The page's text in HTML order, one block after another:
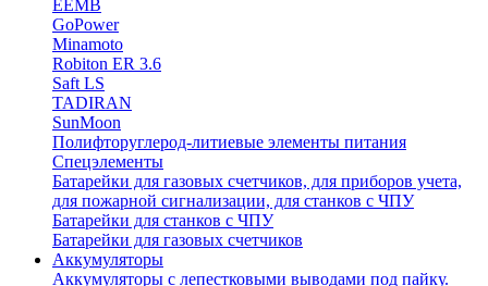
EEMB
GoPower
Minamoto
Robiton ER 3.6
Saft LS
TADIRAN
SunMoon
Полифторуглерод-литиевые элементы питания
Спецэлементы
Батарейки для газовых счетчиков, для приборов учета,
для пожарной сигнализации, для станков с ЧПУ
Батарейки для станков с ЧПУ
Батарейки для газовых счетчиков
Аккумуляторы
Аккумуляторы с лепестковыми выводами под пайку.